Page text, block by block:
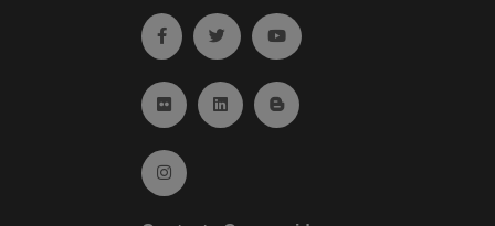
Ir a facebook (abre en ventana nueva)
Ir a twitter (abre en ventana nueva)
Ir a YouTube (abre en
Ir a Flickr (abre en ventana nueva)
Ir a Linkedin (abre en ventana nueva)
Ir al Blog (abre en ventana
Ir a Instagram (abre en ventana nueva)